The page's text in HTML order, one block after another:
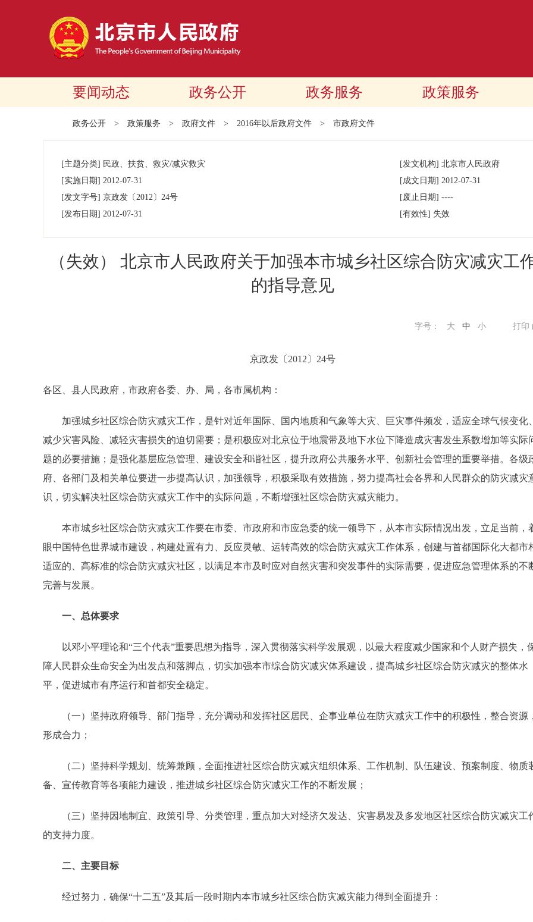
要闻动态 政务公开 政务服务 政策服务
政务公开 > 政策服务 > 政府文件 > 2016年以后政府文件 > 市政府文件
[主题分类] 民政、扶贫、救灾/减灾救灾 [发文机构] 北京市人民政府
[实施日期] 2012-07-31 [成文日期] 2012-07-31
[发文字号] 京政发 〔2012〕 24号 [废止日期] ----
[发布日期] 2012-07-31 [有效性] 失效
（失效） 北京市人民政府关于加强本市城乡社区综合防灾减灾工
的指导意见
打印
字号： 大 中 小
京政发〔2012〕24号
各区、县人民政府，市政府各委、办、局，各市属机构：
加强城乡社区综合防灾减灾工作，是针对近年国际、国内地质和气象等大灾、巨灾事件频发，适应全球气候变化、
减少灾害风险、减轻灾害损失的迫切需要；是积极应对北京位于地震带及地下水位下降造成灾害发生系数增加等实际
题的必要措施；是强化基层应急管理、建设安全和谐社区，提升政府公共服务水平、创新社会管理的重要举措。各级
府、各部门及相关单位要进一步提高认识，加强领导，积极采取有效措施，努力提高社会各界和人民群众的防灾减灾
识，切实解决社区综合防灾减灾工作中的实际问题，不断增强社区综合防灾减灾能力。
本市城乡社区综合防灾减灾工作要在市委、市政府和市应急委的统一领导下，从本市实际情况出发，立足当前，
眼中国特色世界城市建设，构建处置有力、反应灵敏、运转高效的综合防灾减灾工作体系，创建与首都国际化大都市
适应的、高标准的综合防灾减灾社区，以满足本市及时应对自然灾害和突发事件的实际需要，促进应急管理体系的不
完善与发展。
一、总体要求
以邓小平理论和“三个代表”重要思想为指导，深入贯彻落实科学发展观，以最大程度减少国家和个人财产损失，
障人民群众生命安全为出发点和落脚点，切实加强本市综合防灾减灾体系建设，提高城乡社区综合防灾减灾的整体水
平，促进城市有序运行和首都安全稳定。
（一）坚持政府领导、部门指导，充分调动和发挥社区居民、企事业单位在防灾减灾工作中的积极性，整合资源，
形成合力；
（二）坚持科学规划、统筹兼顾，全面推进社区综合防灾减灾组织体系、工作机制、队伍建设、预案制度、物质
备、宣传教育等各项能力建设，推进城乡社区综合防灾减灾工作的不断发展；
（三）坚持因地制宜、政策引导、分类管理，重点加大对经济欠发达、灾害易发及多发地区社区综合防灾减灾工
的支持力度。
二、主要目标
经过努力，确保“十二五”及其后一段时期内本市城乡社区综合防灾减灾能力得到全面提升：